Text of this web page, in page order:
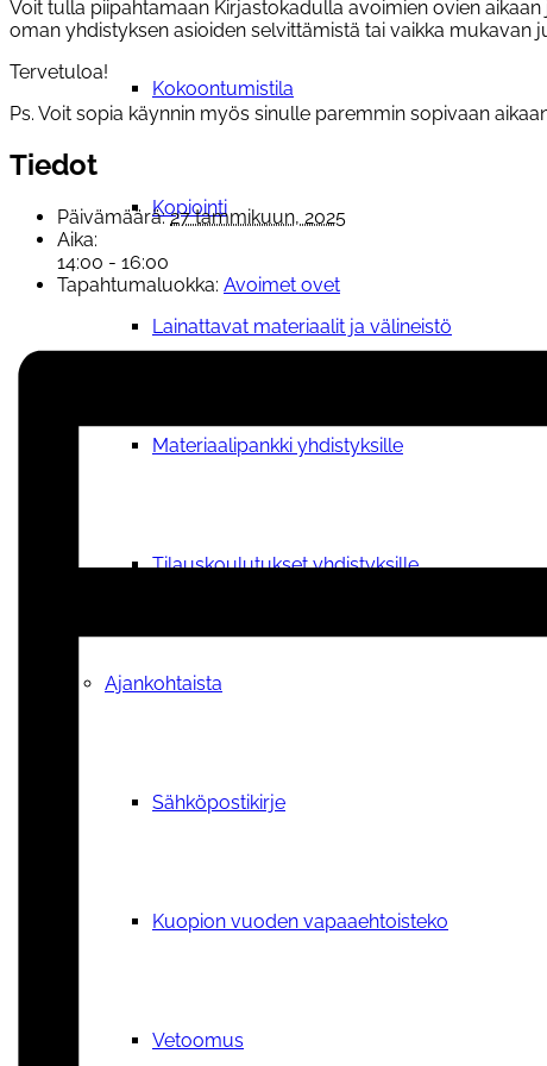
Kokoontumistila
Kopiointi
Lainattavat materiaalit ja välineistö
Materiaalipankki yhdistyksille
Tilauskoulutukset yhdistyksille
Ajankohtaista
Sähköpostikirje
Kuopion vuoden vapaaehtoisteko
Vetoomus
Voit tulla piipahtamaan Kirjastokadulla avoimien ovien
oman yhdistyksen asioiden selvittämistä tai vaikka mukavan
Tervetuloa!
Ps. Voit sopia käynnin myös sinulle paremmin sopivaan
Tiedot
Päivämäärä: 27 tammikuun, 2025
Aika:
14:00 - 16:00
Tapahtumaluokka: Avoimet ovet